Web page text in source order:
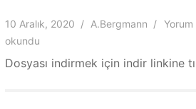
10 Aralık, 2020 A.Bergmann Yorum
okundu
Dosyası indirmek için indir linkine